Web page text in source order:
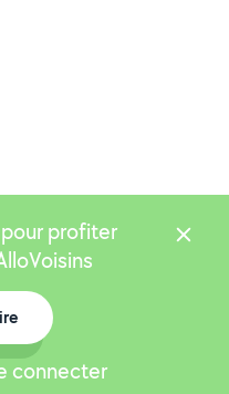
profiter
connecter